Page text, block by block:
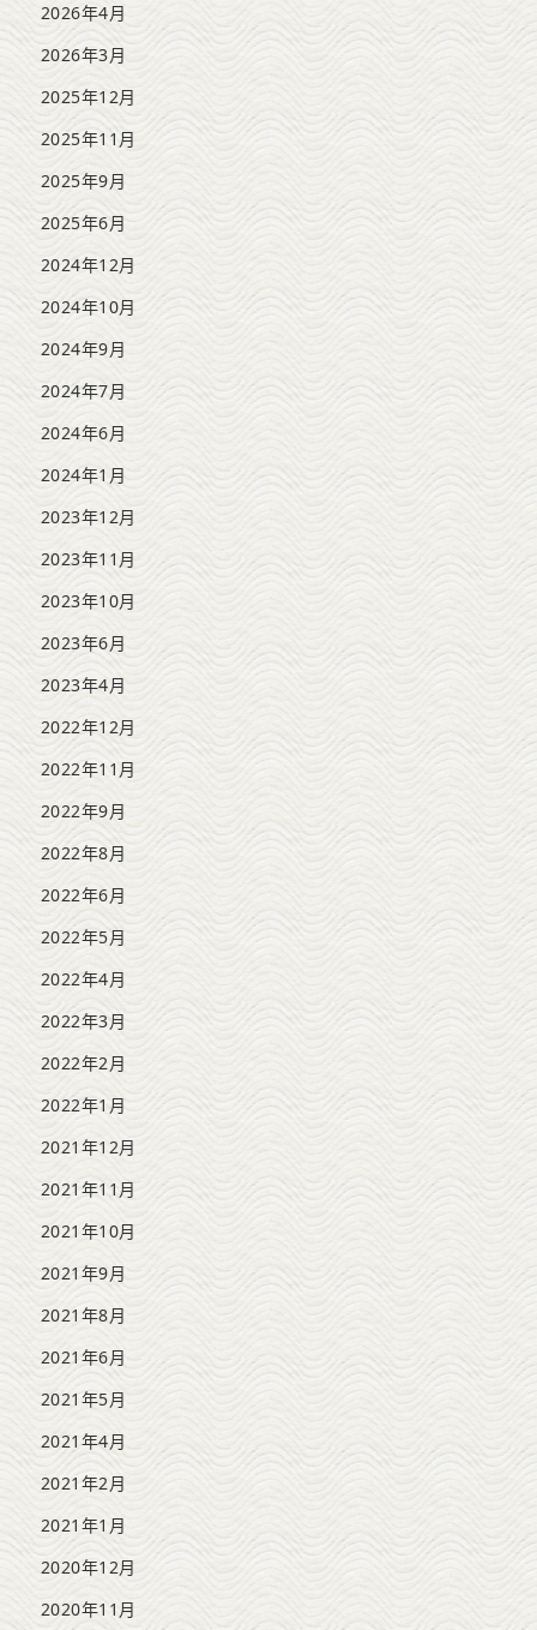
2026年4月
2026年3月
2025年12月
2025年11月
2025年9月
2025年6月
2024年12月
2024年10月
2024年9月
2024年7月
2024年6月
2024年1月
2023年12月
2023年11月
2023年10月
2023年6月
2023年4月
2022年12月
2022年11月
2022年9月
2022年8月
2022年6月
2022年5月
2022年4月
2022年3月
2022年2月
2022年1月
2021年12月
2021年11月
2021年10月
2021年9月
2021年8月
2021年6月
2021年5月
2021年4月
2021年2月
2021年1月
2020年12月
2020年11月